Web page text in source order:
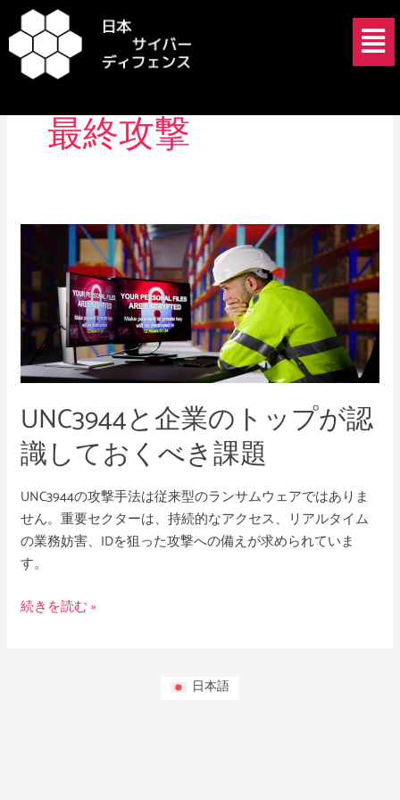
容
を
ッ
メ
ニ
ュ
ランサムウェア
最終攻撃
UNC3944と企業のトップが認
識しておくべき課題
UNC3944の攻撃手法は従来型のランサムウェアではありま
せん。重要セクターは、持続的なアクセス、リアルタイム
の業務妨害、IDを狙った攻撃への備えが求められていま
す。
UNC3944
と
企
業
の
ト
ッ
プ
が
認
識
て
お
く
べ
課
続きを読む »
日本語